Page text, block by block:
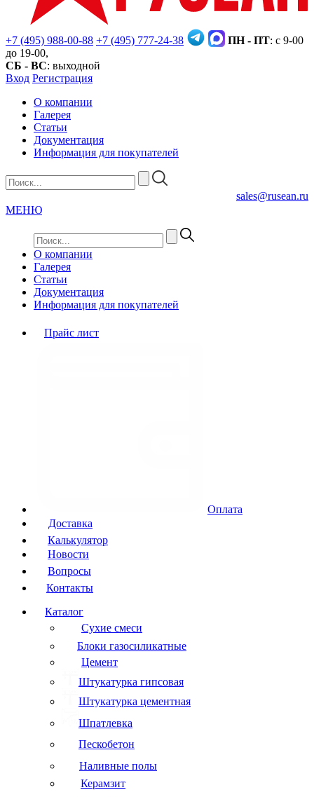
+7 (495) 988-00-88 +7 (495) 777-24-38 ПН - ПТ: с 9-00
до 19-00,
СБ - ВС: выходной
Вход Регистрация
О компании
Галерея
Статьи
Документация
Информация для покупателей
sales@rusean.ru
МЕНЮ
О компании
Галерея
Статьи
Документация
Информация для покупателей
Прайс лист
Оплата
Доставка
Калькулятор
Новости
Вопросы
Контакты
Каталог
Сухие смеси
Блоки газосиликатные
Цемент
Штукатурка гипсовая
Штукатурка цементная
Шпатлевка
Пескобетон
Наливные полы
Керамзит